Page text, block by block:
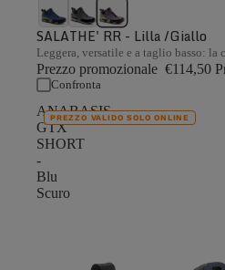
SALATHE' RR - Lilla /Giallo
Leggera, versatile e a taglio basso:
Prezzo promozionale €114,50
Confronta
ANABASIS
GTX
SHORT
-
Blu
Scuro
PREZZO VALIDO SOLO ONLINE